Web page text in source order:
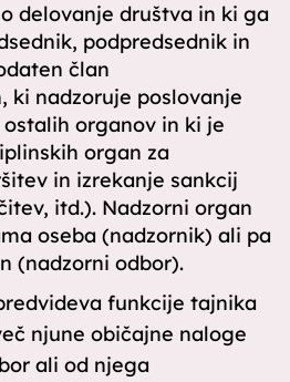
delovanje društva in ki ga
podpredsednik in
član
ki nadzoruje poslovanje
organov in ki je
organ za
in izrekanje sankcij
itd.). Nadzorni organ
oseba (nadzornik) ali pa
(nadzorni odbor).
funkcije tajnika
njune običajne naloge
ali od njega